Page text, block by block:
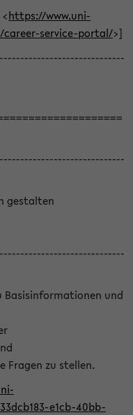
https://www.uni-
career-service-portal/>]
gestalten
und
Fragen zu stellen.
e1cb-40bb-